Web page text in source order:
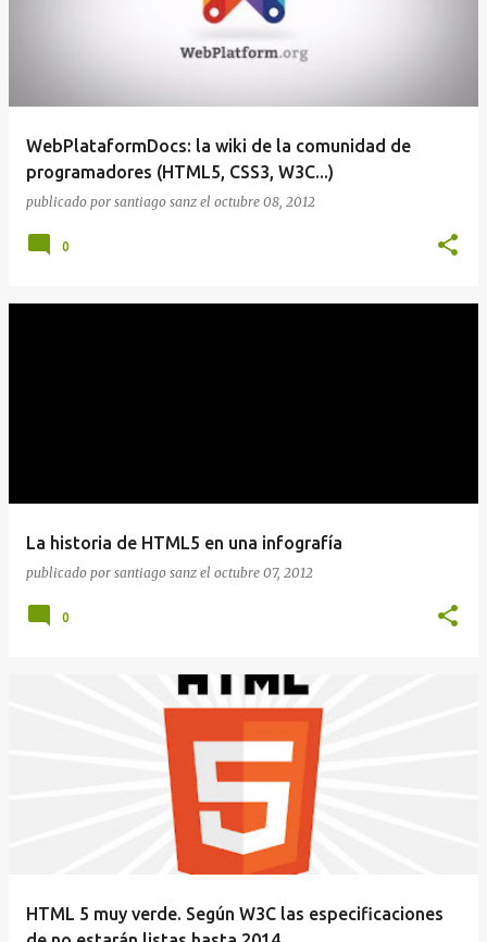
WebPlataformDocs: la wiki de la comunidad de
programadores (HTML5, CSS3, W3C...)
publicado por santiago sanz el octubre 08, 2012
0
La historia de HTML5 en una infografía
publicado por santiago sanz el octubre 07, 2012
0
HTML 5 muy verde. Según W3C las especificaciones